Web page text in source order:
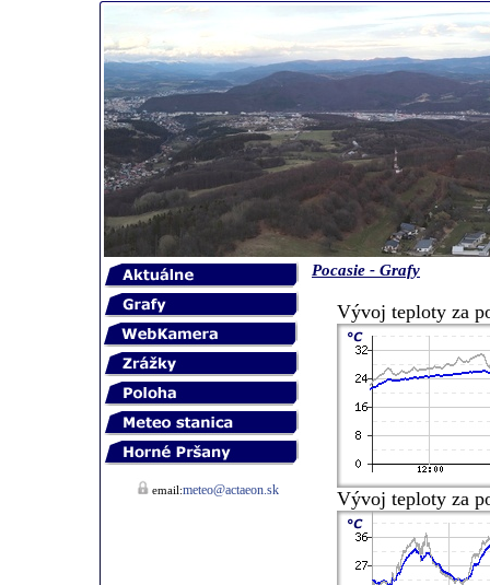
email:meteo@actaeon.sk
Pocasie - Grafy
Vývoj teploty za
Vývoj teploty za